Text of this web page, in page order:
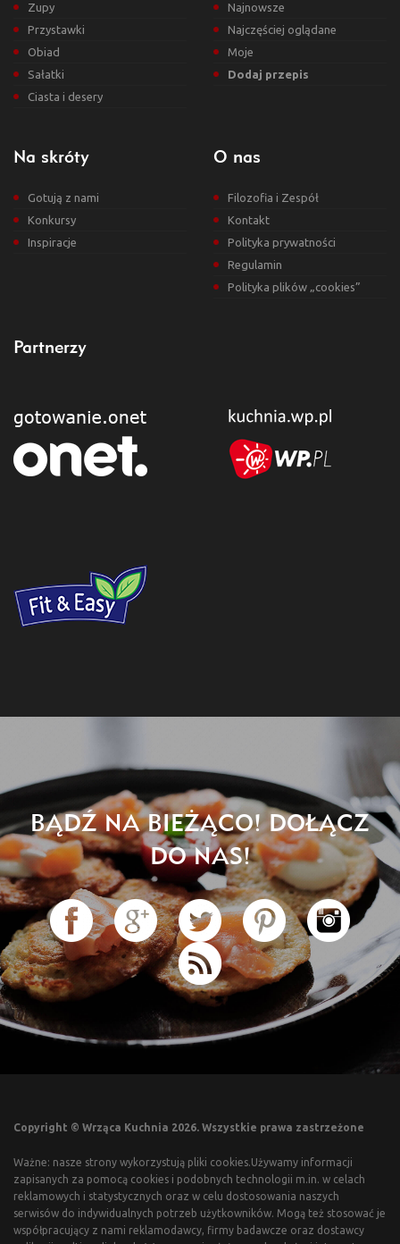
Zupy
Przystawki
Obiad
Sałatki
Ciasta i desery
Najnowsze
Najczęściej oglądane
Moje
Dodaj przepis
Na skróty
Gotują z nami
Konkursy
Inspiracje
O nas
Filozofia i Zespół
Kontakt
Polityka prywatności
Regulamin
Polityka plików „cookies”
Partnerzy
BĄDŹ NA BIEŻĄCO! DOŁĄCZ
DO NAS!
Copyright © Wrząca Kuchnia 2026. Wszystkie prawa zastrzeżone
Ważne: nasze strony wykorzystują pliki cookies.Używamy informacji
zapisanych za pomocą cookies i podobnych technologii m.in. w celach
reklamowych i statystycznych oraz w celu dostosowania naszych
serwisów do indywidualnych potrzeb użytkowników. Mogą też stosować je
współpracujący z nami reklamodawcy, firmy badawcze oraz dostawcy